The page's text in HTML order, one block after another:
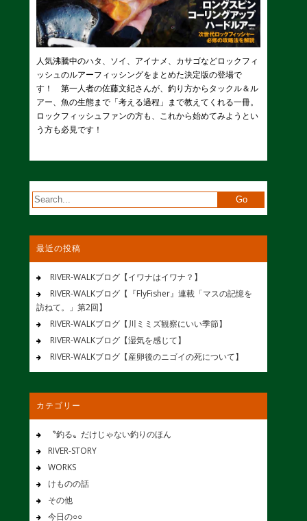
人気沸騰中のハタ、ソイ、アイナメ、カサゴなどロックフィ
ッシュのルアーフィッシングをまとめた決定版の登場で
す！ 第一人者の佐藤文紀さんが、釣り方からタックル＆ル
アー、魚の生態まで「考える過程」まで教えてくれる一冊。
ロックフィッシュファンの方も、これから始めてみようとい
う方も必見です！
最近の投稿
RIVER-WALKブログ【イワナはイワナ？】
RIVER-WALKブログ【『FlyFisher』連載「マスの記憶を
訪ねて。」第2回】
RIVER-WALKブログ【川ミミズ観察にいい季節】
RIVER-WALKブログ【湿気を感じて】
RIVER-WALKブログ【産卵後のニゴイの死について】
カテゴリー
〝釣る〟だけじゃない釣りのほん
RIVER-STORY
WORKS
けものの話
その他
今日の○○